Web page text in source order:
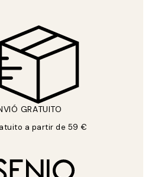
GRATUITO
a partir de 59 €